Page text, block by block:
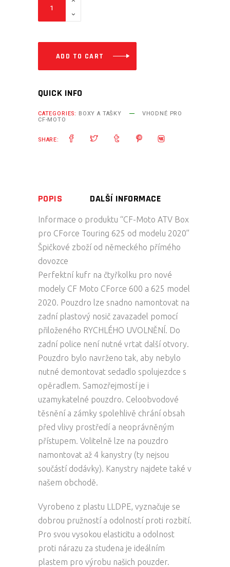
BOX
CFORCE
625
OD
2020
ADD TO CART
QUICK INFO
CATEGORIES: BOXY A TAŠKY VHODNÉ PRO
CF-MOTO
SHARE:
POPIS DALŠÍ INFORMACE
Informace o produktu “CF-Moto ATV Box
pro CForce Touring 625 od modelu 2020”
Špičkové zboží od německého přímého
dovozce
Perfektní kufr na čtyřkolku pro nové
modely CF Moto CForce 600 a 625 model
2020. Pouzdro lze snadno namontovat na
zadní plastový nosič zavazadel pomocí
přiloženého RYCHLÉHO UVOLNĚNÍ. Do
zadní police není nutné vrtat další otvory.
Pouzdro bylo navrženo tak, aby nebylo
nutné demontovat sedadlo spolujezdce s
opěradlem. Samozřejmostí je i
uzamykatelné pouzdro. Celoobvodové
těsnění a zámky spolehlivě chrání obsah
před vlivy prostředí a neoprávněným
přístupem. Volitelně lze na pouzdro
namontovat až 4 kanystry (ty nejsou
součástí dodávky). Kanystry najdete také v
našem obchodě.
Vyrobeno z plastu LLDPE, vyznačuje se
dobrou pružností a odolností proti rozbití.
Pro svou vysokou elasticitu a odolnost
proti nárazu za studena je ideálním
plastem pro výrobu našich pouzder.